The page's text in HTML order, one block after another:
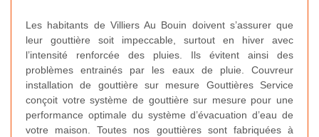
Les habitants de Villiers Au Bouin doivent s’assurer que
leur gouttière soit impeccable, surtout en hiver avec
l’intensité renforcée des pluies. Ils évitent ainsi des
problèmes entrainés par les eaux de pluie. Couvreur
installation de gouttière sur mesure Gouttières Service
conçoit votre système de gouttière sur mesure pour une
performance optimale du système d’évacuation d’eau de
votre maison. Toutes nos gouttières sont fabriquées à